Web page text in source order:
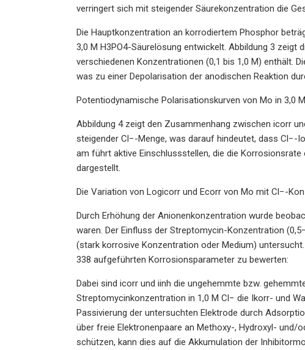
verringert sich mit steigender Säurekonzentration die
Die Hauptkonzentration an korrodiertem Phosphor
3,0 M H3PO4-Säurelösung entwickelt. Abbildung 3 zeigt
verschiedenen Konzentrationen (0,1 bis 1,0 M) enthält.
was zu einer Depolarisation der anodischen Reaktion
Potentiodynamische Polarisationskurven von Mo in 3,0
Abbildung 4 zeigt den Zusammenhang zwischen icorr
steigender Cl−-Menge, was darauf hindeutet, dass Cl−-
am führt aktive Einschlussstellen, die die
dargestellt.
Die Variation von Logicorr und Ecorr von Mo mit Cl−-
Durch Erhöhung der Anionenkonzentration wurde
waren. Der Einfluss der Streptomycin-Konzentration
(stark korrosive Konzentration oder Medium)
338 aufgeführten Korrosionsparameter zu bewerten:
Dabei sind icorr und iinh die ungehemmte bzw.
Streptomycinkonzentration in 1,0 M Cl− die Ikorr- und
Passivierung der untersuchten Elektrode durch
über freie Elektronenpaare an Methoxy-, Hydroxyl- und/
schützen, kann dies auf die Akkumulation der